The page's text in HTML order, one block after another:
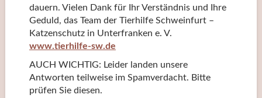
dauern. Vielen Dank für Ihr Verständnis und Ihre
Geduld, das Team der Tierhilfe Schweinfurt –
Katzenschutz in Unterfranken e. V.
www.tierhilfe-sw.de
AUCH WICHTIG: Leider landen unsere
Antworten teilweise im Spamverdacht. Bitte
prüfen Sie diesen.